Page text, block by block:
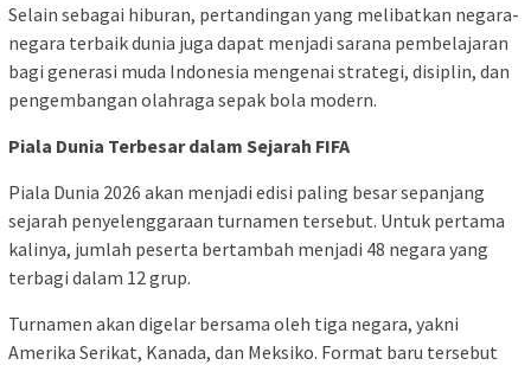
Selain sebagai hiburan, pertandingan yang melibatkan negara-
negara terbaik dunia juga dapat menjadi sarana pembelajaran
bagi generasi muda Indonesia mengenai strategi, disiplin, dan
pengembangan olahraga sepak bola modern.
Piala Dunia Terbesar dalam Sejarah FIFA
Piala Dunia 2026 akan menjadi edisi paling besar sepanjang
sejarah penyelenggaraan turnamen tersebut. Untuk pertama
kalinya, jumlah peserta bertambah menjadi 48 negara yang
terbagi dalam 12 grup.
Turnamen akan digelar bersama oleh tiga negara, yakni
Amerika Serikat, Kanada, dan Meksiko. Format baru tersebut